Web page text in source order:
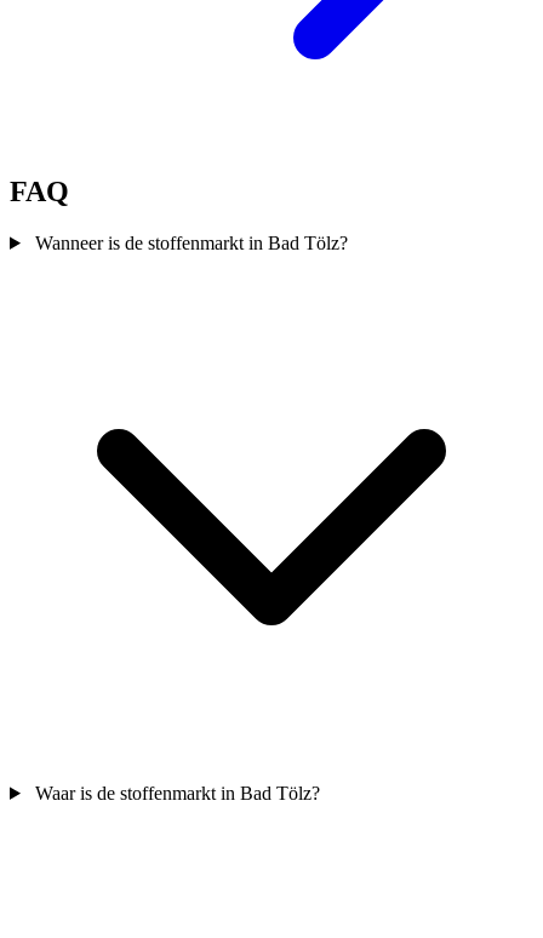
FAQ
Wanneer is de stoffenmarkt in Bad Tölz?
Waar is de stoffenmarkt in Bad Tölz?